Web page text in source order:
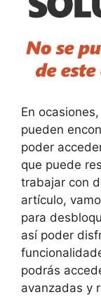
En
pueden
poder
que puede
trabajar con
artículo,
para
así poder
podrás
avanzadas y